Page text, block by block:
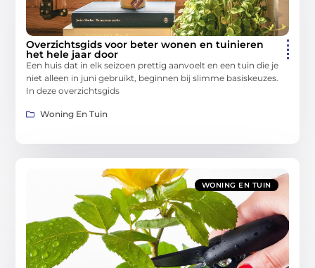
Overzichtsgids voor beter wonen en tuinieren
het hele jaar door
Een huis dat in elk seizoen prettig aanvoelt en een tuin die je
niet alleen in juni gebruikt, beginnen bij slimme basiskeuzes.
In deze overzichtsgids
Woning En Tuin
WONING EN TUIN